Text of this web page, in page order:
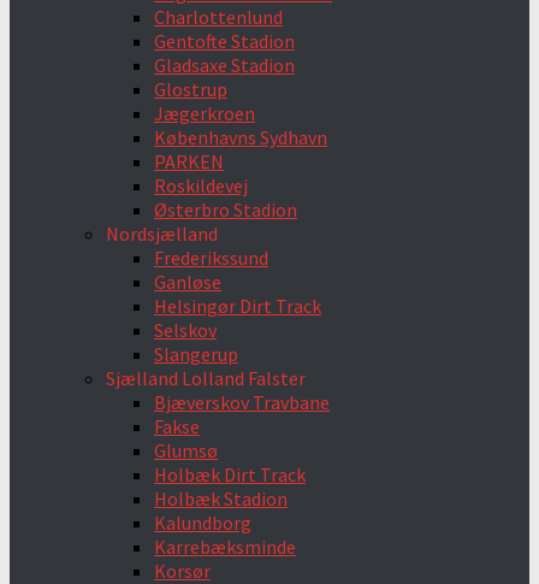
Charlottenlund
Gentofte Stadion
Gladsaxe Stadion
Glostrup
Jægerkroen
Københavns Sydhavn
PARKEN
Roskildevej
Østerbro Stadion
Nordsjælland
Frederikssund
Ganløse
Helsingør Dirt Track
Selskov
Slangerup
Sjælland Lolland Falster
Bjæverskov Travbane
Fakse
Glumsø
Holbæk Dirt Track
Holbæk Stadion
Kalundborg
Karrebæksminde
Korsør